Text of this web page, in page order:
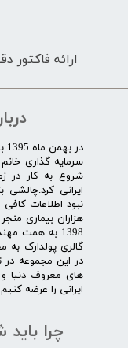
ارائه فاکتور
سرمایه گذاری
شروع به کار در
ایرانی
نبود اطلاعات
هزاران بیماری
1398 به همت
گالری پولدارک به
در این مجموعه در
های معروف دنیا و
ایرانی را عرضه
چرا